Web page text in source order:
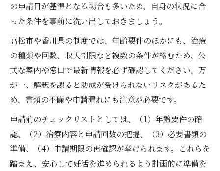
の申請日が基準となる場合も多いため、自身の状況に合
った条件を事前に洗い出しておきましょう。
高松市や香川県の制度では、年齢要件のほかにも、治療
の種類や回数、収入制限など複数の条件が絡むため、公
式な案内や窓口で最新情報を必ず確認してください。万
が一、解釈を誤ると助成が受けられないリスクがあるた
め、書類の不備や申請漏れにも注意が必要です。
申請前のチェックリストとしては、（1）年齢要件の確
認、（2）治療内容と申請回数の把握、（3）必要書類の
準備、（4）申請期限の再確認が挙げられます。これらを
踏まえ、安心して妊活を進められるよう計画的に準備を